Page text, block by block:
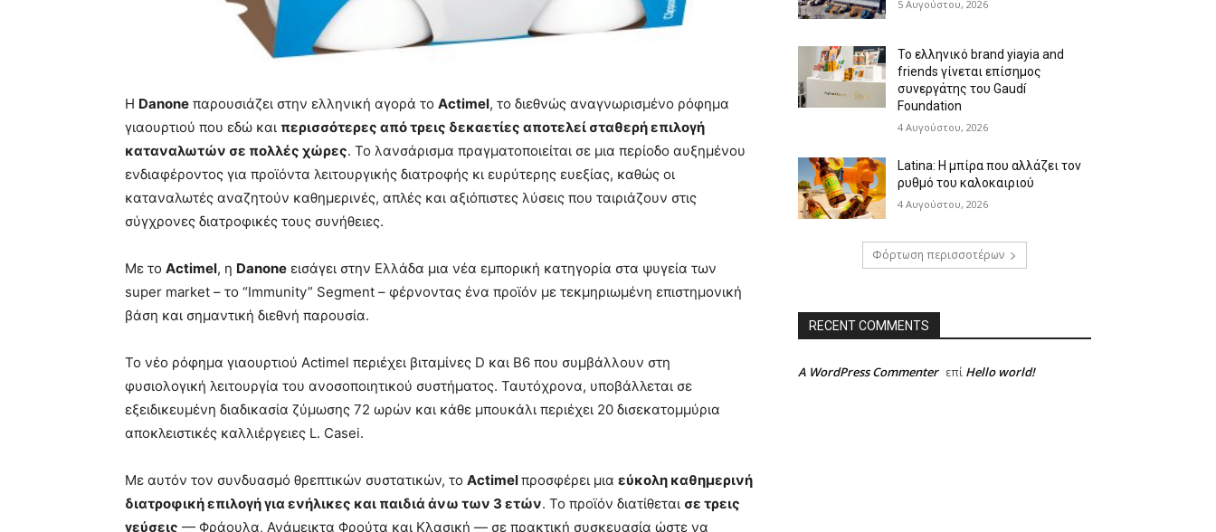
Η Danone παρουσιάζει στην ελληνική αγορά το Actimel, το διεθνώς αναγνωρισμένο ρόφημα
γιαουρτιού που εδώ και περισσότερες από τρεις δεκαετίες αποτελεί σταθερή επιλογή
καταναλωτών σε πολλές χώρες. Το λανσάρισμα πραγματοποιείται σε μια περίοδο αυξημένου
ενδιαφέροντος για προϊόντα λειτουργικής διατροφής κι ευρύτερης ευεξίας, καθώς οι
καταναλωτές αναζητούν καθημερινές, απλές και αξιόπιστες λύσεις που ταιριάζουν στις
σύγχρονες διατροφικές τους συνήθειες.
Με το Actimel, η Danone εισάγει στην Ελλάδα μια νέα εμπορική κατηγορία στα ψυγεία των
super market – το “Immunity” Segment – φέρνοντας ένα προϊόν με τεκμηριωμένη επιστημονική
βάση και σημαντική διεθνή παρουσία.
Το νέο ρόφημα γιαουρτιού Actimel περιέχει βιταμίνες D και B6 που συμβάλλουν στη
φυσιολογική λειτουργία του ανοσοποιητικού συστήματος. Ταυτόχρονα, υποβάλλεται σε
εξειδικευμένη διαδικασία ζύμωσης 72 ωρών και κάθε μπουκάλι περιέχει 20 δισεκατομμύρια
αποκλειστικές καλλιέργειες L. Casei.
Με αυτόν τον συνδυασμό θρεπτικών συστατικών, το Actimelπροσφέρει μια εύκολη καθημερινή
διατροφική επιλογή για ενήλικες και παιδιά άνω των 3 ετών. Το προϊόν διατίθεται σε τρεις
γεύσεις — Φράουλα, Ανάμεικτα Φρούτα και Κλασική — σε πρακτική συσκευασία ώστε να
5 Αυγούστου, 2026
Το ελληνικό brand yiayia and
friends γίνεται επίσημος
συνεργάτης του Gaudí
Foundation
4 Αυγούστου, 2026
Latina: Η μπίρα που αλλάζει τον
ρυθμό του καλοκαιριού
4 Αυγούστου, 2026
Φόρτωση περισσοτέρων
RECENT COMMENTS
A WordPress Commenter επί Hello world!